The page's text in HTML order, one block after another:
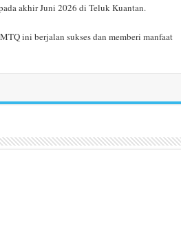
akhir Juni 2026 di Teluk Kuantan.
ini berjalan sukses dan memberi manfaat